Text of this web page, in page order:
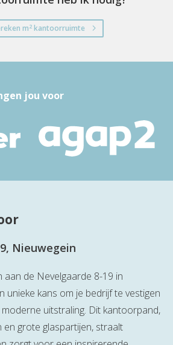
m2kantoorruimte
jou voor
Nieuwegein
de Nevelgaarde 8-19 in
unieke kans om je bedrijf te vestigen
uitstraling. Dit kantoorpand,
en grote glaspartijen, straalt